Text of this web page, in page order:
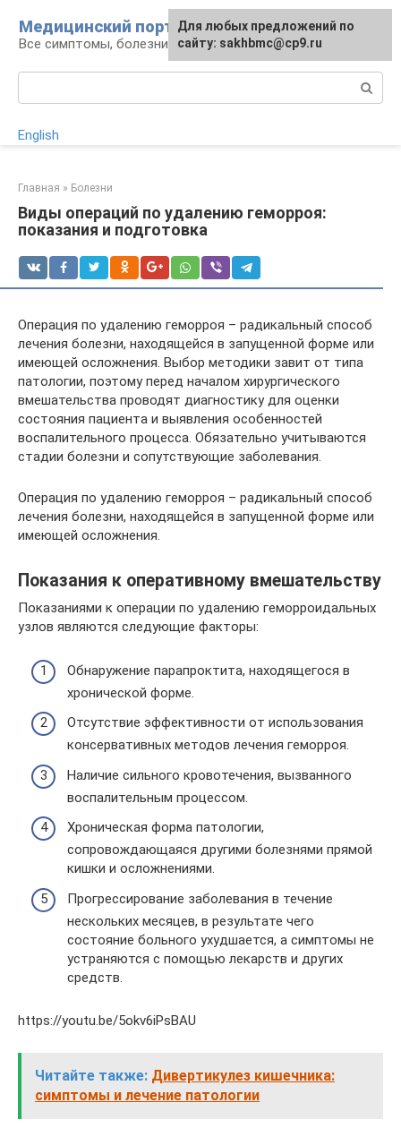
контенту
Медицинский портал
Все симптомы, болезни и их лечение
English
Главная » Болезни
Виды операций по удалению геморроя:
показания и подготовка
Операция по удалению геморроя – радикальный способ
лечения болезни, находящейся в запущенной форме или
имеющей осложнения. Выбор методики завит от типа
патологии, поэтому перед началом хирургического
вмешательства проводят диагностику для оценки
состояния пациента и выявления особенностей
воспалительного процесса. Обязательно учитываются
стадии болезни и сопутствующие заболевания.
Операция по удалению геморроя – радикальный способ
лечения болезни, находящейся в запущенной форме или
имеющей осложнения.
Показания к оперативному вмешательству
Показаниями к операции по удалению геморроидальных
узлов являются следующие факторы:
Обнаружение парапроктита, находящегося в
хронической форме.
Отсутствие эффективности от использования
консервативных методов лечения геморроя.
Наличие сильного кровотечения, вызванного
воспалительным процессом.
Хроническая форма патологии,
сопровождающаяся другими болезнями прямой
кишки и осложнениями.
Прогрессирование заболевания в течение
нескольких месяцев, в результате чего
состояние больного ухудшается, а симптомы не
устраняются с помощью лекарств и других
средств.
https://youtu.be/5okv6iPsBAU
Читайте также: Дивертикулез кишечника:
симптомы и лечение патологии
Для любых предложений по
сайту: sakhbmc@cp9.ru